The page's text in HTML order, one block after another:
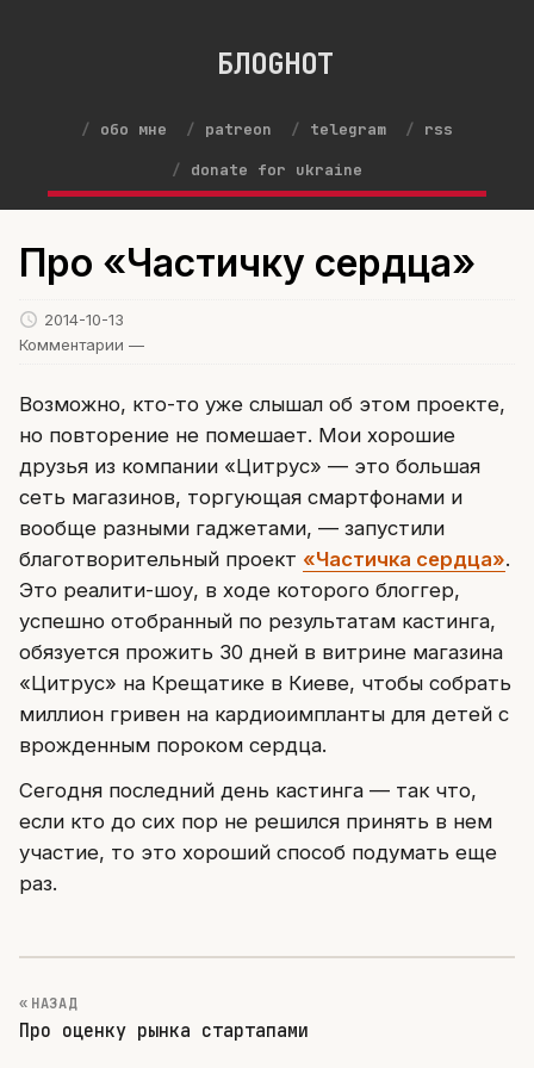
БЛОGНОТ
обо мне patreon telegram
rss
donate for ukraine
Про «Частичку сердца»
2014-10-13
Комментарии —
Возможно, кто-то уже слышал об этом проекте,
но повторение не помешает. Мои хорошие
друзья из компании «Цитрус» — это большая
сеть магазинов, торгующая смартфонами и
вообще разными гаджетами, — запустили
благотворительный проект «Частичка сердца».
Это реалити-шоу, в ходе которого блоггер,
успешно отобранный по результатам кастинга,
обязуется прожить 30 дней в витрине магазина
«Цитрус» на Крещатике в Киеве, чтобы собрать
миллион гривен на кардиоимпланты для детей с
врожденным пороком сердца.
Сегодня последний день кастинга — так что,
если кто до сих пор не решился принять в нем
участие, то это хороший способ подумать еще
раз.
« НАЗАД
Про оценку рынка стартапами